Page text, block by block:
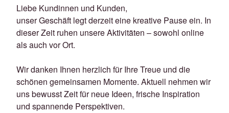
Liebe Kundinnen und Kunden,
unser Geschäft legt derzeit eine kreative Pause ein. In
dieser Zeit ruhen unsere Aktivitäten – sowohl online
als auch vor Ort.
Wir danken Ihnen herzlich für Ihre Treue und die
schönen gemeinsamen Momente. Aktuell nehmen wir
uns bewusst Zeit für neue Ideen, frische Inspiration
und spannende Perspektiven.